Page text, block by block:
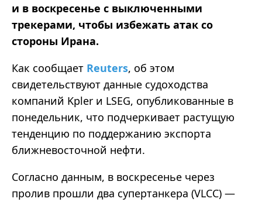
и в воскресенье с выключенными
трекерами, чтобы избежать атак со
стороны Ирана.
Как сообщает Reuters, об этом
свидетельствуют данные судоходства
компаний Kpler и LSEG, опубликованные в
понедельник, что подчеркивает растущую
тенденцию по поддержанию экспорта
ближневосточной нефти.
Согласно данным, в воскресенье через
пролив прошли два супертанкера (VLCC) —